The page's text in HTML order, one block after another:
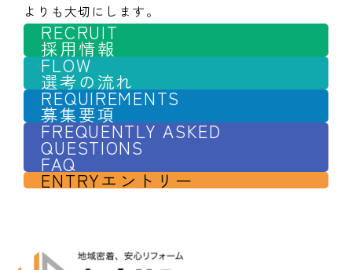
よりも大切にします。
RECRUIT
採用情報
FLOW
選考の流れ
REQUIREMENTS
募集要項
FREQUENTLY ASKED
QUESTIONS
FAQ
ENTRYエントリー